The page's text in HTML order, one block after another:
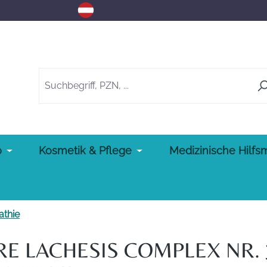
Kosmetik & Pflege Medizinische
LACHESIS COMPLEX NR.